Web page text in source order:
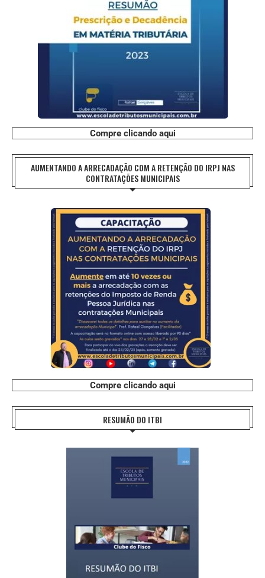
Compre clicando aqui
AUMENTANDO A ARRECADAÇÃO COM A RETENÇÃO DO IRPJ NAS
CONTRATAÇÕES MUNICIPAIS
Compre clicando aqui
RESUMÃO DO ITBI